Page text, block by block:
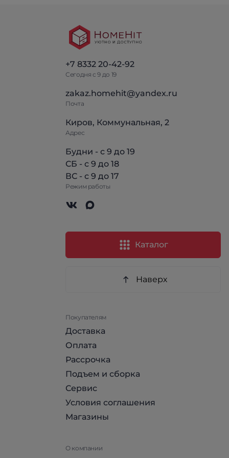
+7 8332 20-42-92
Сегодня с 9 до 19
zakaz.homehit@yandex.ru
Почта
Киров, Коммунальная, 2
Адрес
Будни - с 9 до 19
СБ - с 9 до 18
ВС - с 9 до 17
Режим работы
Каталог
Наверх
Покупателям
Доставка
Оплата
Рассрочка
Подъем и сборка
Сервис
Условия соглашения
Магазины
О компании